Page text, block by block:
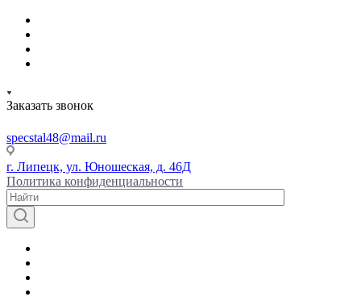
Заказать звонок
specstal48@mail.ru
г. Липецк, ул. Юношеская, д. 46Д
Политика конфиденциальности